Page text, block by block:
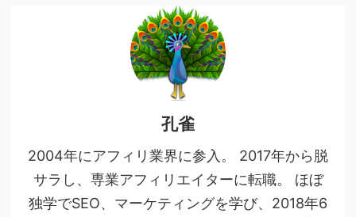
孔雀
2004年にアフィリ業界に参入。 2017年から脱
サラし、専業アフィリエイターに転職。 ほぼ
独学でSEO、マーケティングを学び、2018年6